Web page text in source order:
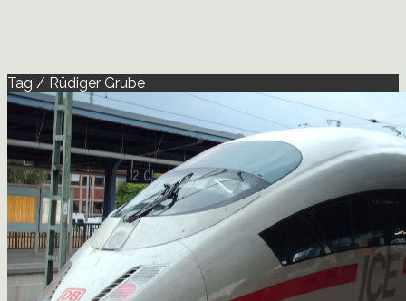
Tag / Rüdiger Grube